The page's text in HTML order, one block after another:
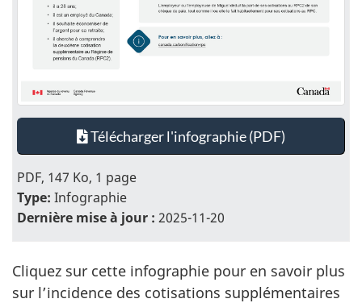
Télécharger l'infographie (PDF)
PDF, 147 Ko, 1 page
Type: Infographie
Dernière mise à jour : 2025-11-20
Cliquez sur cette infographie pour en savoir plus
sur l’incidence des cotisations supplémentaires